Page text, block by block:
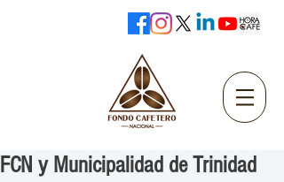
FCN y Municipalidad de Trinidad